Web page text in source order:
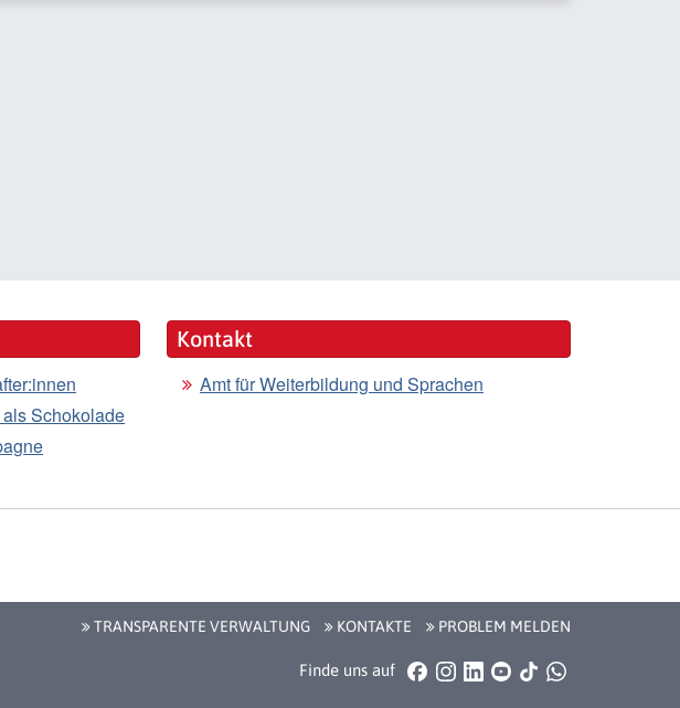
Schokolade
Kontakt
Amt für Weiterbildung und Sprachen
TRANSPARENTE VERWALTUNG KONTAKTE PROBLEM MELDEN
Finde uns auf Facebook
Instagram
LinkedInYouTube
TikTokWhatsApp